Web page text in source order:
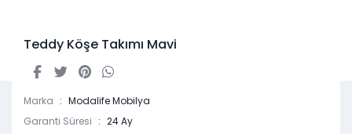
Teddy Köşe Takımı Mavi
Marka
Modalife Mobilya
Garanti Süresi
24 Ay